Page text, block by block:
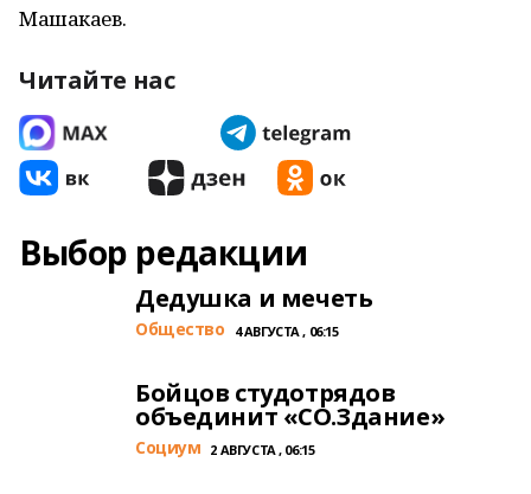
Машакаев.
Читайте нас
Выбор редакции
Дедушка и мечеть
Общество 4 АВГУСТА , 06:15
Бойцов студотрядов
объединит «СО.Здание»
Cоциум 2 АВГУСТА , 06:15